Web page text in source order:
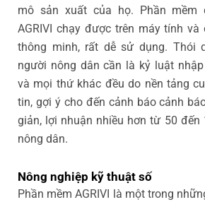
mô sản xuất của họ. Phần mềm
AGRIVI chạy được trên máy tính
thông minh, rất dễ sử dụng. Thói
người nông dân cần là kỷ luật
và mọi thứ khác đều do nền tảng
tin, gợi ý cho đến cảnh báo cảnh
giản, lợi nhuận nhiều hơn từ 50 đến
nông dân.
Nông nghiệp kỹ thuật số
Phần mềm AGRIVI là một trong